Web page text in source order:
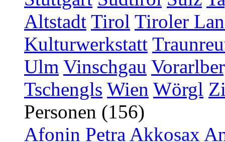
Altstadt Tirol Tiroler
Kulturwerkstatt
Ulm Vinschgau
Tschengls Wien Wörgl
Personen (156)
Afonin Petra Akkosax